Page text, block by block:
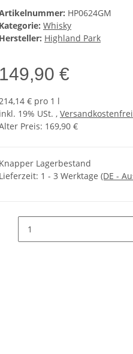
HP0624GM
Kategorie: Whisky
Hersteller: Highland Park
149,90 €
€ pro 1 l
inkl. 19% USt. ,
Preis: 169,90 €
Knapper Lagerbestand
Lieferzeit: 1 - 3 Werktage (DE -